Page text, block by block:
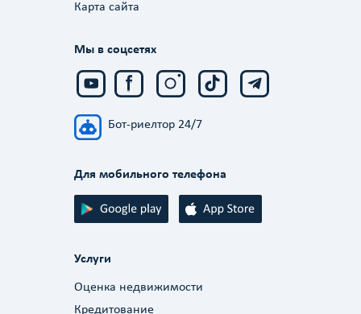
Карта сайта
Мы в соцсетях
Бот-риелтор 24/7
Для мобильного телефона
Услуги
Оценка недвижимости
Кредитование